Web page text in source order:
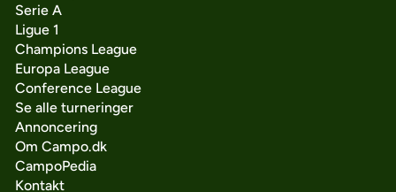
Serie A
Ligue 1
Champions League
Europa League
Conference League
Se alle turneringer
Annoncering
Om Campo.dk
CampoPedia
Kontakt